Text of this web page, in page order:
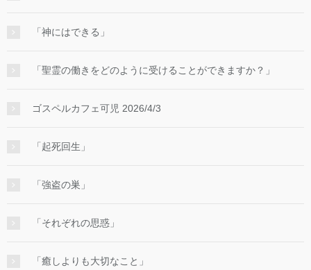
「神にはできる」
「聖霊の働きをどのように受けることができますか？」
ゴスペルカフェ可児 2026/4/3
「起死回生」
「強盗の巣」
「それぞれの思惑」
「癒しよりも大切なこと」